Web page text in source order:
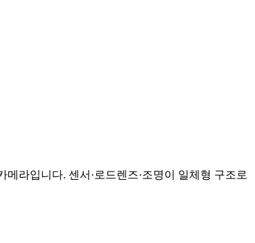
라입니다. 센서·로드렌즈·조명이 일체형 구조로